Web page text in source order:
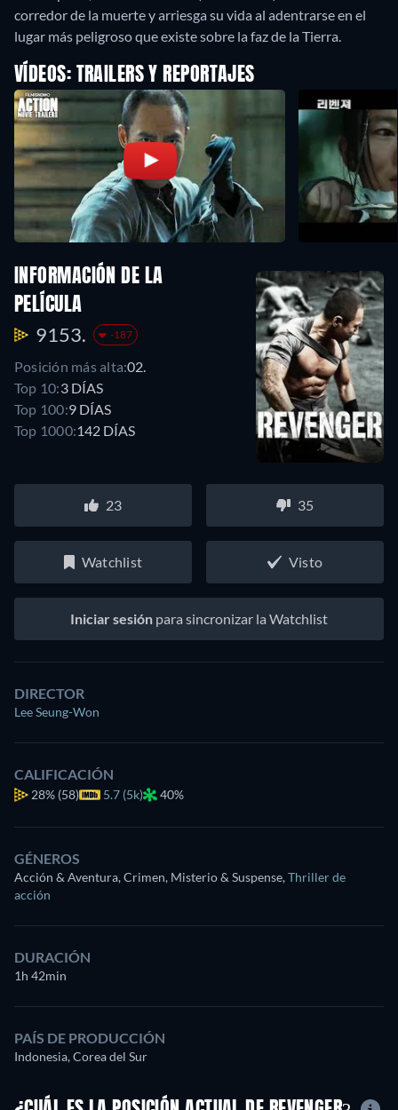
corredor de la muerte y arriesga su vida al adentrarse en el
lugar más peligroso que existe sobre la faz de la Tierra.
VÍDEOS: TRAILERS Y REPORTAJES
INFORMACIÓN DE LA
PELÍCULA
9153. -187
Posición más alta:02.
Top 10:3 DÍAS
Top 100:9 DÍAS
Top 1000:142 DÍAS
23 35
Watchlist Visto
Iniciar sesión para sincronizar la Watchlist
DIRECTOR
Lee Seung-Won
CALIFICACIÓN
28% (58) 5.7 (5k) 40%
GÉNEROS
Acción & Aventura, Crimen, Misterio & Suspense,Thriller de
acción
DURACIÓN
1h 42min
PAÍS DE PRODUCCIÓN
Indonesia, Corea del Sur